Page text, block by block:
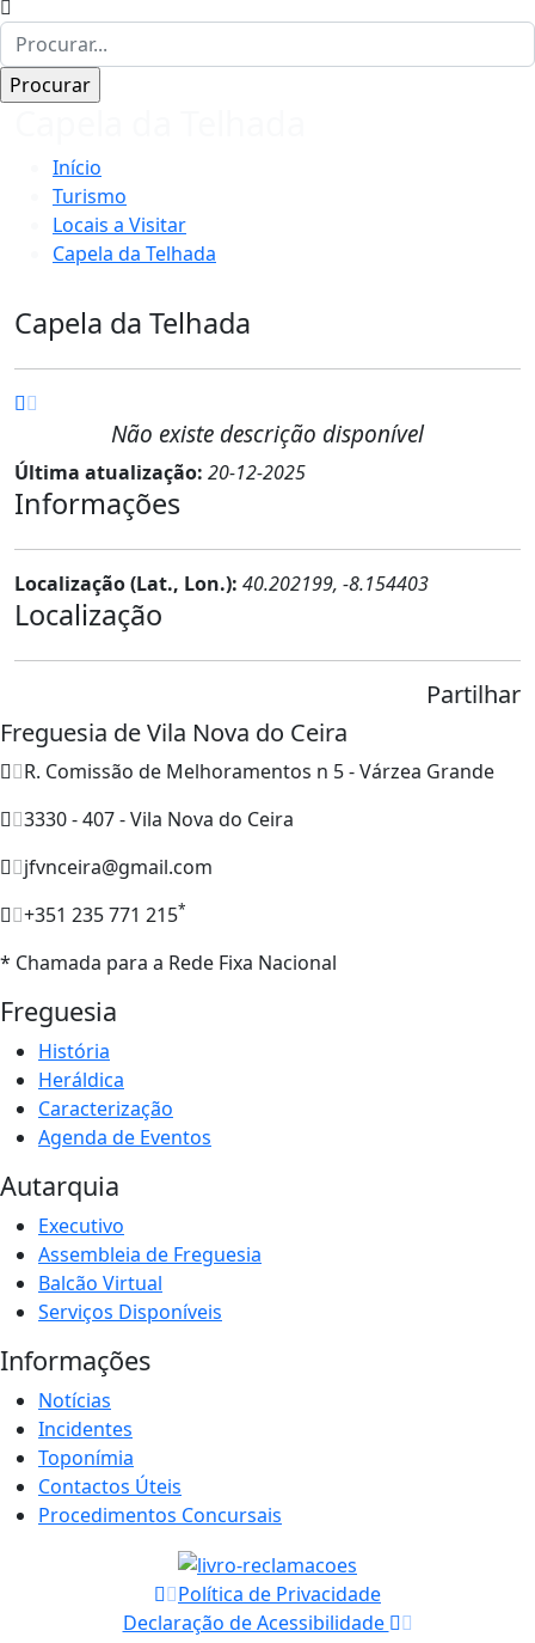
Início
Turismo
Locais a Visitar
Capela da Telhada
Capela da Telhada
Não existe descrição disponível
Última atualização: 20-12-2025
Informações
Localização (Lat., Lon.): 40.202199, -8.154403
Localização
Partilhar
Freguesia de Vila Nova do Ceira
R. Comissão de Melhoramentos n 5 - Várzea Grande
3330 - 407 - Vila Nova do Ceira
jfvnceira@gmail.com
+351 235 771 215*
* Chamada para a Rede Fixa Nacional
Freguesia
História
Heráldica
Caracterização
Agenda de Eventos
Autarquia
Executivo
Assembleia de Freguesia
Balcão Virtual
Serviços Disponíveis
Informações
Notícias
Incidentes
Toponímia
Contactos Úteis
Procedimentos Concursais
Política de Privacidade
Declaração de Acessibilidade